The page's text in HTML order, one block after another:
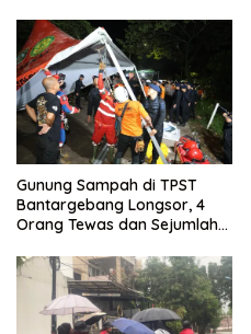
Gunung Sampah di TPST
Bantargebang Longsor, 4
Orang Tewas dan Sejumlah